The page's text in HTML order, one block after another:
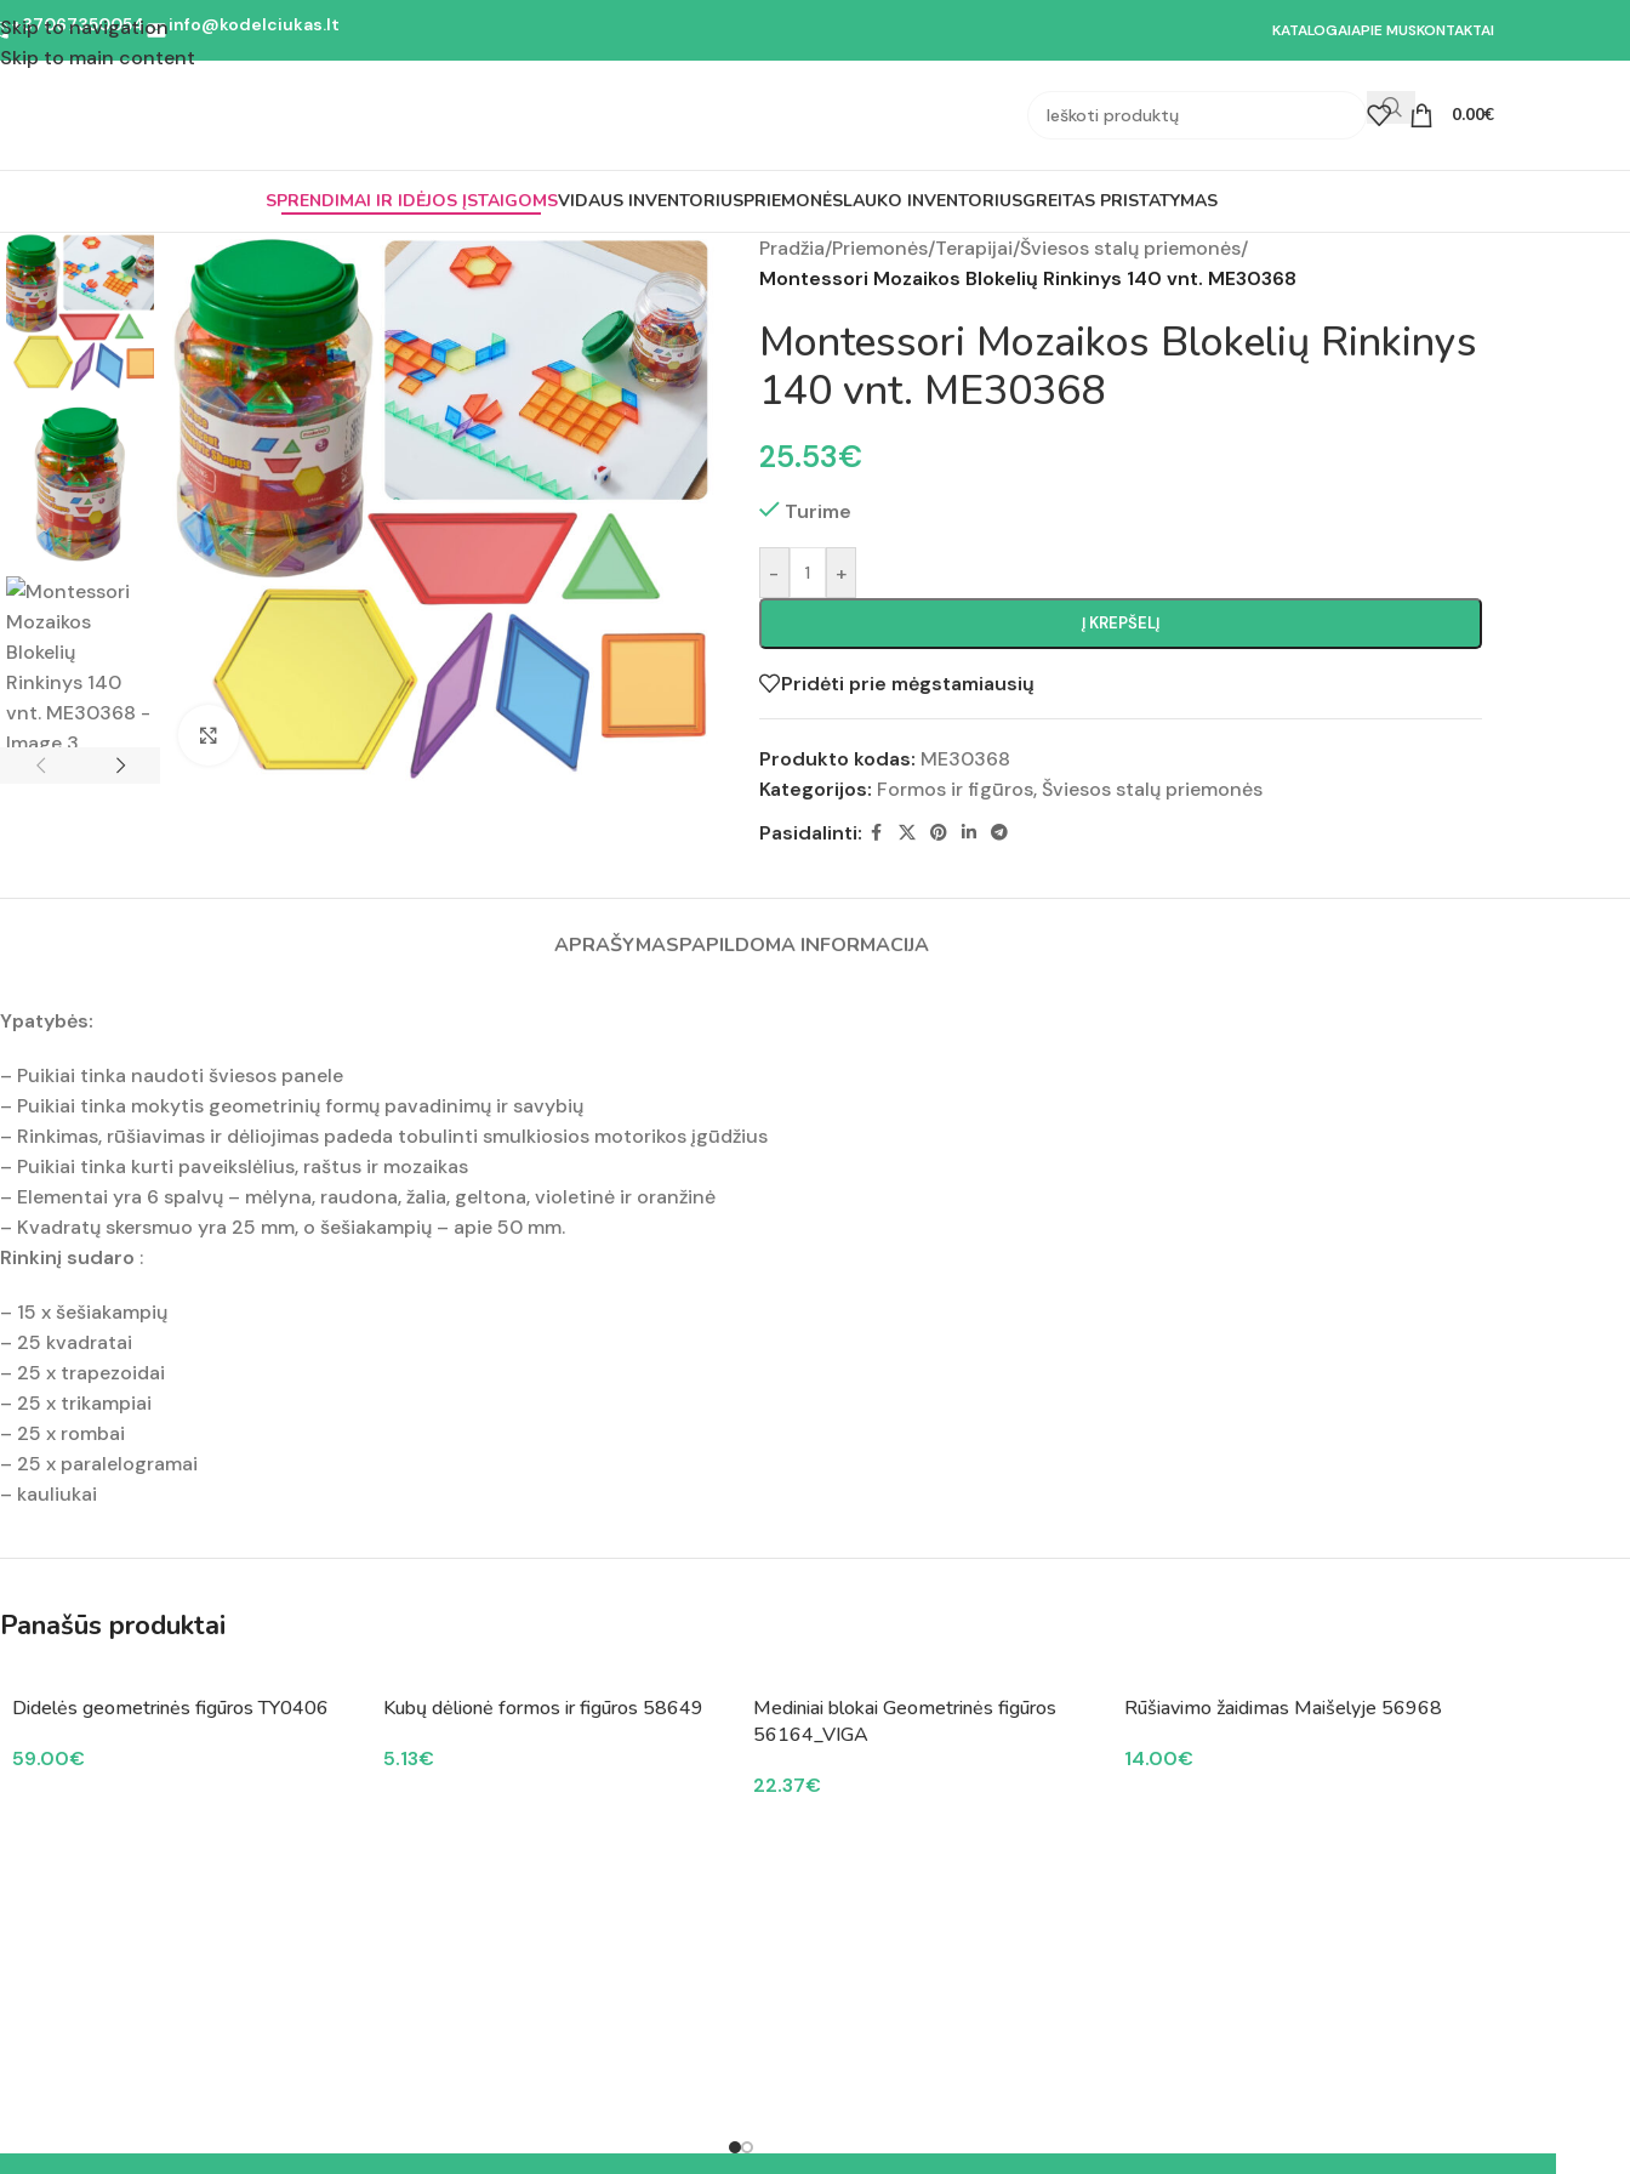
Skip to navigation
Skip to main content
+37067350054 info@kodelciukas.lt KATALOGAIAPIE MUSKONTAKTAI
0.00€
SPRENDIMAI IR IDĖJOS ĮSTAIGOMSVIDAUS INVENTORIUSPRIEMONĖSLAUKO INVENTORIUSGREITAS PRISTATYMAS
Padidinti nuotrauką
Pradžia/Priemonės/Terapijai/Šviesos stalų priemonės/
Montessori Mozaikos Blokelių Rinkinys 140 vnt. ME30368
Montessori Mozaikos Blokelių Rinkinys
140 vnt. ME30368
25.53€
Turime
- +
Į KREPŠELĮ
Pridėti prie mėgstamiausių
Produkto kodas: ME30368
Kategorijos: Formos ir figūros, Šviesos stalų priemonės
Pasidalinti:
APRAŠYMASPAPILDOMA INFORMACIJA
Ypatybės:
– Puikiai tinka naudoti šviesos panele
– Puikiai tinka mokytis geometrinių formų pavadinimų ir savybių
– Rinkimas, rūšiavimas ir dėliojimas padeda tobulinti smulkiosios motorikos įgūdžius
– Puikiai tinka kurti paveikslėlius, raštus ir mozaikas
– Elementai yra 6 spalvų – mėlyna, raudona, žalia, geltona, violetinė ir oranžinė
– Kvadratų skersmuo yra 25 mm, o šešiakampių – apie 50 mm.
Rinkinį sudaro :
– 15 x šešiakampių
– 25 kvadratai
– 25 x trapezoidai
– 25 x trikampiai
– 25 x rombai
– 25 x paralelogramai
– kauliukai
Panašūs produktai
Didelės geometrinės figūros TY0406
59.00€
Kubų dėlionė formos ir figūros 58649
5.13€
Mediniai blokai Geometrinės figūros
56164_VIGA
22.37€
Rūšiavimo žaidimas Maišelyje 56968
14.00€